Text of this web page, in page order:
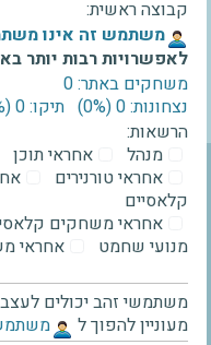
קבוצה ראשית:
‫משתמש זה אינו
לאפשרויות רבות יותר
משחקים באתר: 0
נצחונות: 0 ‫(0%)‬
תיקו: 0 ‫(0%)‬
הרשאות:
מנהל
אחראי תוכן
אחראי טורנירים
קלאסיים
אחראי משחקים
מנועי שחמט
אחראי
משתמשי זהב יכולים
מעוניין להפוך ל